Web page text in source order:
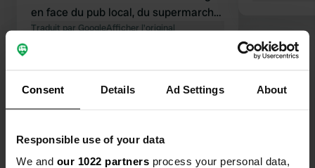
Consent Details Ad Settings About
Responsible use of your data
We and our 1022 partners process your personal data,
en face du pub local, du supermarché
et du magasin Sinkel. Le propriétaire
Vous pouvez également le contacter
pour votre matériel de pêche et vos
Traduit par GoogleAfficher l'original